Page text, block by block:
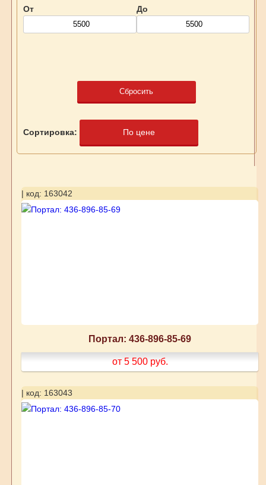
От До
Сбросить
Сортировка: По цене
| код: 163042
Портал: 436-896-85-69
от 5 500 руб.
| код: 163043